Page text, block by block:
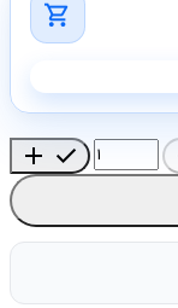
shopping_cart
add check